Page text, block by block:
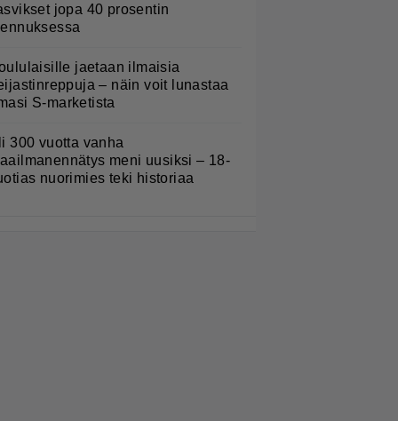
jopa 40 prosentin
jaetaan ilmaisia
– näin voit lunastaa
S-marketista
300 vuotta vanha
meni uusiksi – 18-
nuorimies teki historiaa